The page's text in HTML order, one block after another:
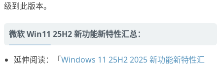
级到此版本。
微软 Win11 25H2 新功能新特性汇总：
延伸阅读：「Windows 11 25H2 2025 新功能新特性汇